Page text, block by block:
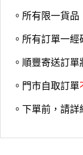
。所有限一貨
。所有訂單一
。順豐寄送訂
。門市自取訂單
。下單前，請詳